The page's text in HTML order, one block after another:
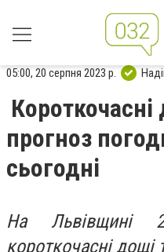
05:00, 20 серпня 2023 р.
прогноз
сьогодні
На Львівщині
короткочасні дощі